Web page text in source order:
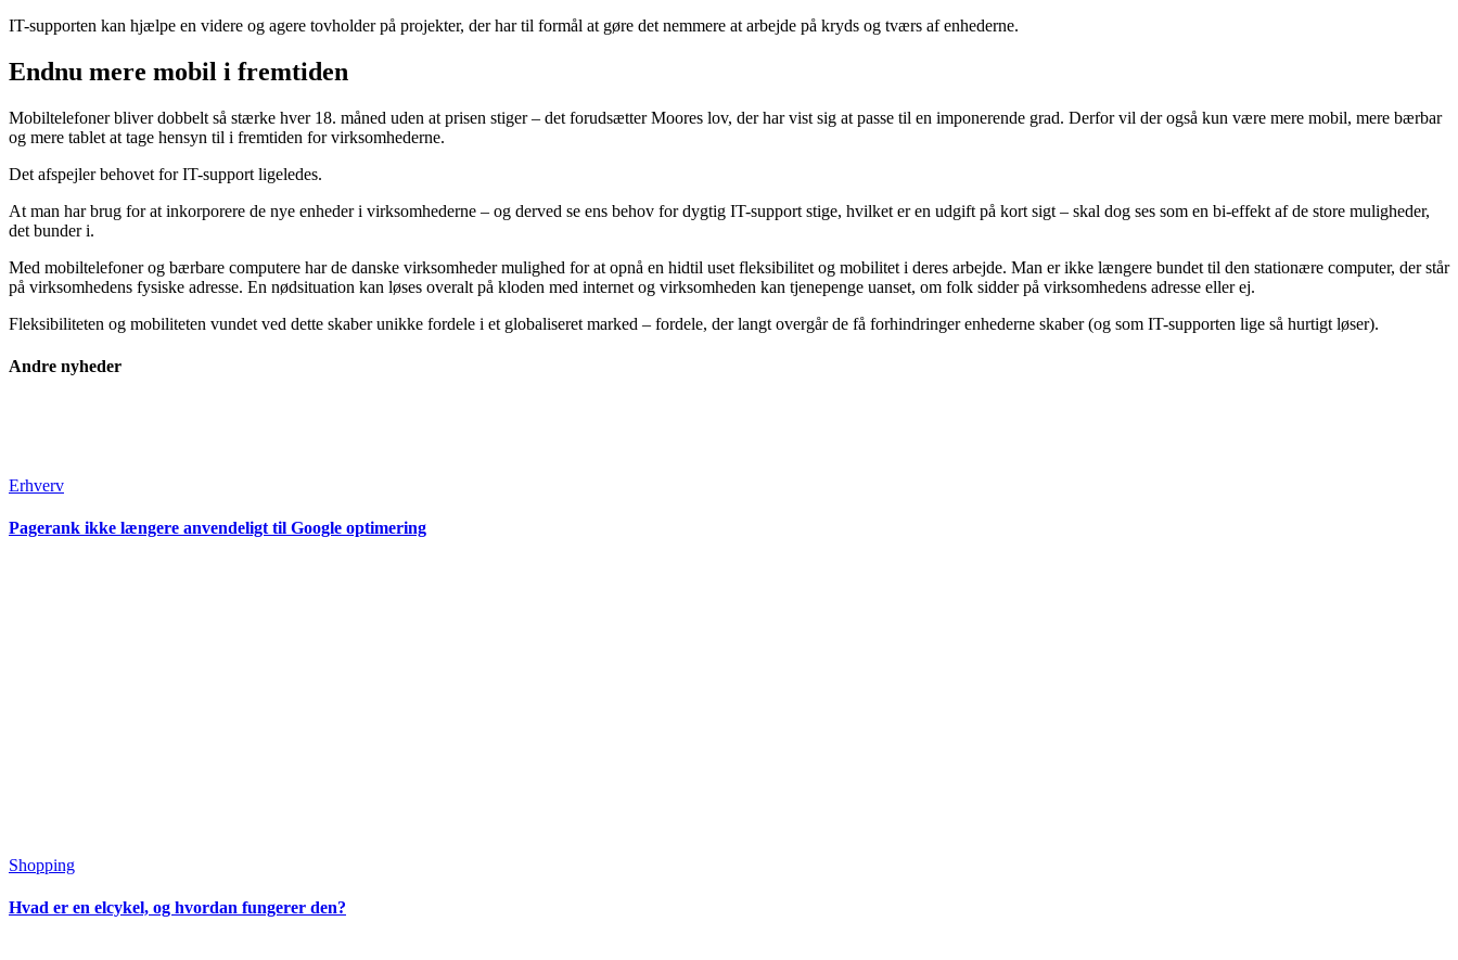
IT-supporten kan hjælpe en videre og agere tovholder på projekter, der har til formål at gøre det nemmere at arbejde på kryds og tværs af enhederne.
Endnu mere mobil i fremtiden
Mobiltelefoner bliver dobbelt så stærke hver 18. måned uden at prisen stiger – det forudsætter Moores lov, der har vist sig at passe til en imponerende grad. Derfor vil der også kun være mere mobil, mere bærbar
og mere tablet at tage hensyn til i fremtiden for virksomhederne.
Det afspejler behovet for IT-support ligeledes.
At man har brug for at inkorporere de nye enheder i virksomhederne – og derved se ens behov for dygtig IT-support stige, hvilket er en udgift på kort sigt – skal dog ses som en bi-effekt af de store muligheder,
det bunder i.
Med mobiltelefoner og bærbare computere har de danske virksomheder mulighed for at opnå en hidtil uset fleksibilitet og mobilitet i deres arbejde. Man er ikke længere bundet til den stationære computer, der står
på virksomhedens fysiske adresse. En nødsituation kan løses overalt på kloden med internet og virksomheden kan tjenepenge uanset, om folk sidder på virksomhedens adresse eller ej.
Fleksibiliteten og mobiliteten vundet ved dette skaber unikke fordele i et globaliseret marked – fordele, der langt overgår de få forhindringer enhederne skaber (og som IT-supporten lige så hurtigt løser).
Andre nyheder
Erhverv
Pagerank ikke længere anvendeligt til Google optimering
Shopping
Hvad er en elcykel, og hvordan fungerer den?